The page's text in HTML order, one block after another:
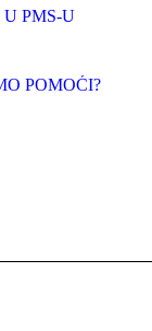
PMS-U
POMOĆI?